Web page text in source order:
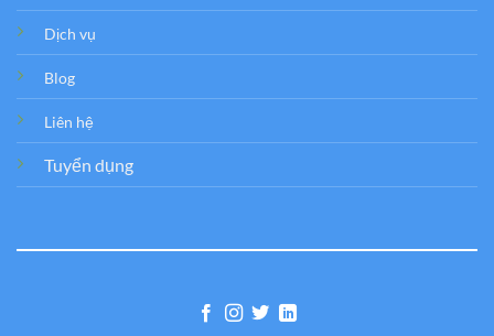
Dịch vụ
Blog
Liên hệ
Tuyển dụng